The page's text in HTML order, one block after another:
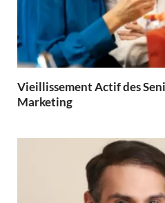
Vieillissement Actif des
Marketing